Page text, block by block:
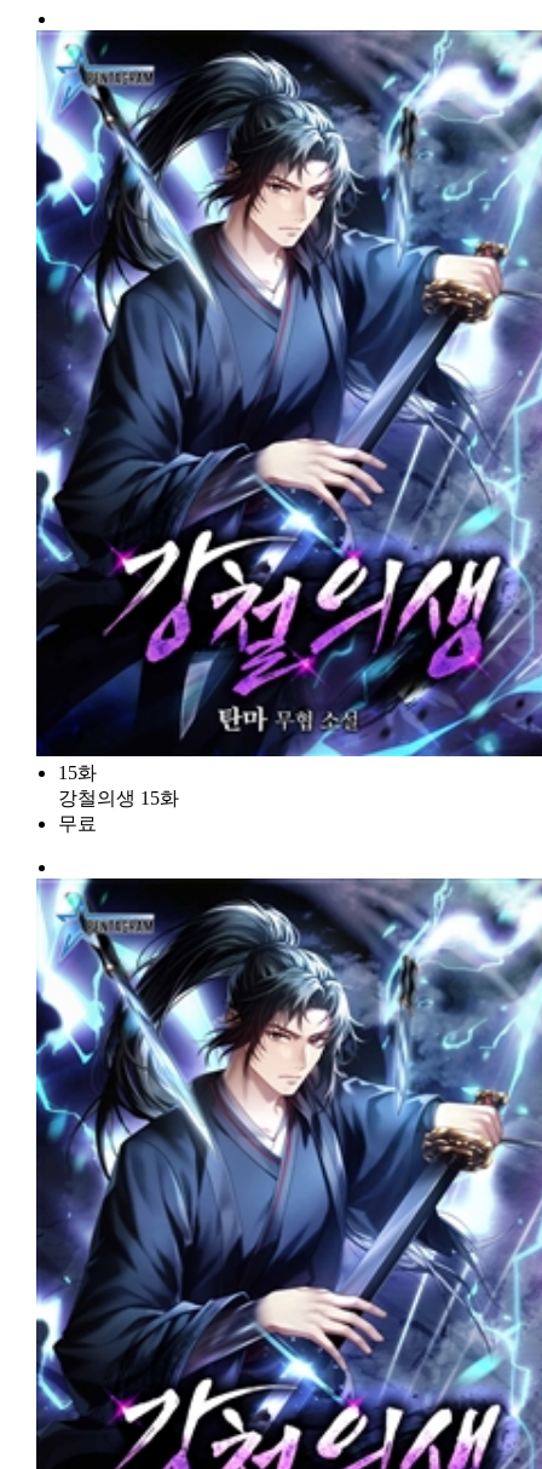
15화
강철의생 15화
무료